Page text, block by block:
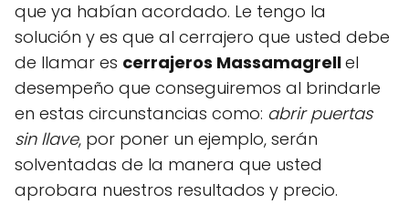
que ya habían acordado. Le tengo la
solución y es que al cerrajero que usted debe
de llamar es cerrajeros Massamagrellel
desempeño que conseguiremos al brindarle
en estas circunstancias como: abrir puertas
sin llave, por poner un ejemplo, serán
solventadas de la manera que usted
aprobara nuestros resultados y precio.